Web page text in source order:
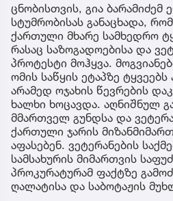
ცნობისთვის, გია
სტუმრობისას განაცხადა,
ქართული მხარე სამხედრო
რასაც საზოგადოებისა და
პროტესტი მოჰყვა.
ომის საწყის ეტაპზე
არამედ ოჯახის წევრების
ხალხი ხოცავდა. აღნიშნულ
მმართველ გუნდსა და
ქართული ჯარის
აფასებენ. ვეტერანების
სამსახურის მიმართვის
პროკურატურამ ფაქტზე
ღალატისა და საბოტაჟის